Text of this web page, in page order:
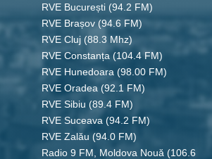
RVE București (94.2 FM)
RVE Brașov (94.6 FM)
RVE Cluj (88.3 Mhz)
RVE Constanța (104.4 FM)
RVE Hunedoara (98.00 FM)
RVE Oradea (92.1 FM)
RVE Sibiu (89.4 FM)
RVE Suceava (94.2 FM)
RVE Zalău (94.0 FM)
Radio 9 FM, Moldova Nouă (106.6